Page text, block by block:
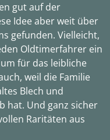
gut auf der
Idee aber weit über
gefunden. Vielleicht,
Oldtimerfahrer ein
für das leibliche
weil die Familie
Blech und
hat. Und ganz sicher
Raritäten aus